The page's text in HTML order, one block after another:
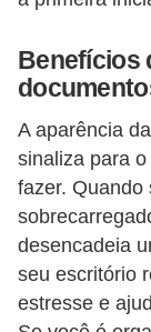
Benefícios
A aparência
sinaliza para
fazer. Quando
desencadeia
seu escritório
estresse e